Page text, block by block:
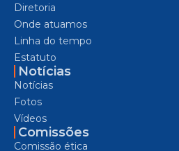
Diretoria
Onde atuamos
Linha do tempo
Estatuto
Notícias
Notícias
Fotos
Vídeos
Comissões
Comissão ética